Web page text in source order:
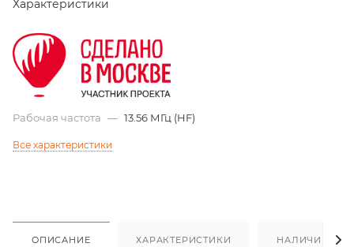
Характеристики
Рабочая частота — 13.56 МГц (HF)
Все характеристики
ОПИСАНИЕ ХАРАКТЕРИСТИКИ НАЛИЧИЕ